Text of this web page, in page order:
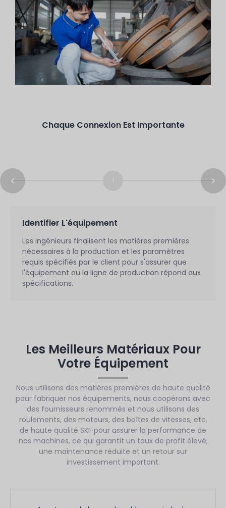
Chaque Connexion Est Importante
Identifier L'équipement
Les ingénieurs finalisent les matières premières
nécessaires à la production et les paramètres
requis spécifiés par le client pour s'assurer que
l'équipement ou la ligne de production répond aux
spécifications.
Les Meilleurs Matériaux Pour
Votre Équipement
Nous utilisons des matières premières de haute qualité
pour fabriquer nos équipements, nous coopérons avec
des fournisseurs renommés et nous utilisons des
roulements, des moteurs, des boîtes de vitesses, etc.
de haute qualité SKF pour assurer la performance de
nos machines, ce qui garantit un taux de profit élevé,
une maintenance réduite et un retour sur
investissement important.